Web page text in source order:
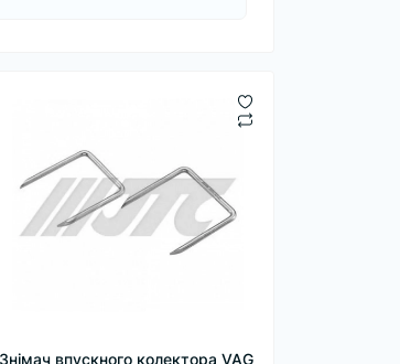
Знімач впускного колектора VAG